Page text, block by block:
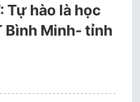
Tự hào là học
Bình Minh- tỉnh